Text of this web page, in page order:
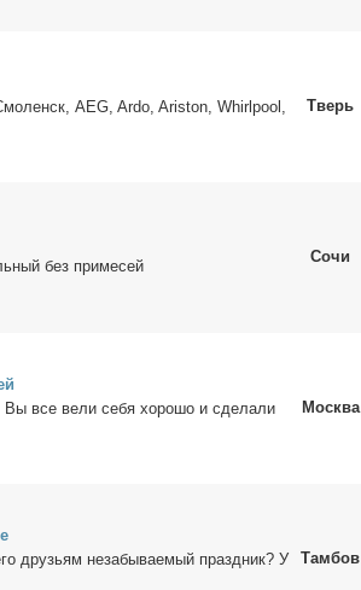
AEG, Ardo, Ariston, Whirlpool,
Тверь
без при­ме­сей
Сочи
Вы все ве­ли се­бя хо­ро­шо и сде­ла­ли
Москва
дру­зьям неза­бы­ва­е­мый празд­ник? У
Тамбов